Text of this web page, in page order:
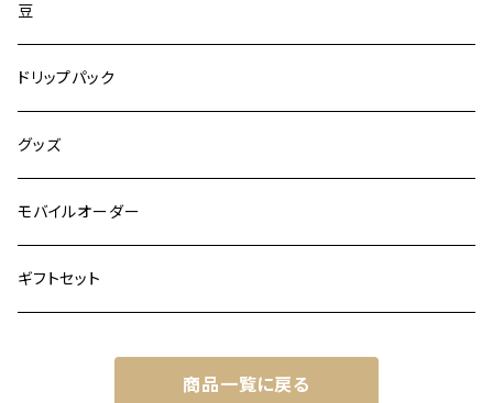
豆
ドリップパック
グッズ
モバイルオーダー
ギフトセット
商品一覧に戻る